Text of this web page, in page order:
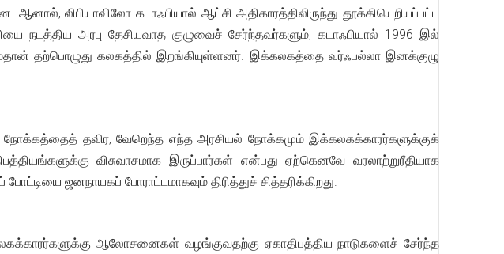
லிபியாவிலோ கடாஃபியால் ஆட்சி அதிகாரத்திலிருந்து தூக்கியெறியப்பட்ட
நடத்திய அரபு தேசியவாத குழுவைச் சேர்ந்தவர்களும், கடாஃபியால் 1996 இல்
தற்பொழுது கலகத்தில் இறங்கியுள்ளனர். இக்கலகத்தை வர்ஃபல்லா இனக்குழு
நோக்கத்தைத் தவிர, வேறெந்த எந்த அரசியல் நோக்கமும் இக்கலகக்காரர்களுக்குக்
விசுவாசமாக இருப்பார்கள் என்பது ஏற்கெனவே வரலாற்றுரீதியாக
ஜனநாயகப் போராட்டமாகவும் திரித்துச் சித்தரிக்கிறது.
ஆலோசனைகள் வழங்குவதற்கு ஏகாதிபத்திய நாடுகளைச் சேர்ந்த